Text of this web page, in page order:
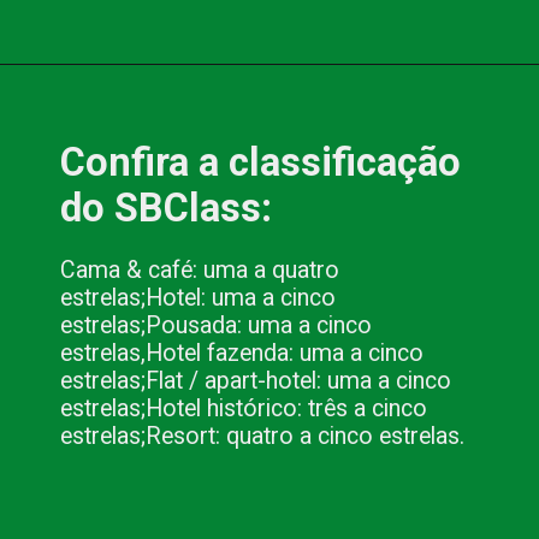
Confira a classificação
do SBClass:
Cama & café: uma a quatro
estrelas;Hotel: uma a cinco
estrelas;Pousada: uma a cinco
estrelas,Hotel fazenda: uma a cinco
estrelas;Flat / apart-hotel: uma a cinco
estrelas;Hotel histórico: três a cinco
estrelas;Resort: quatro a cinco estrelas.